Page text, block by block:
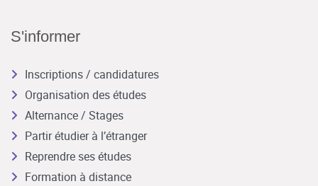
S'informer
Inscriptions / candidatures
Organisation des études
Alternance / Stages
Partir étudier à l’étranger
Reprendre ses études
Formation à distance